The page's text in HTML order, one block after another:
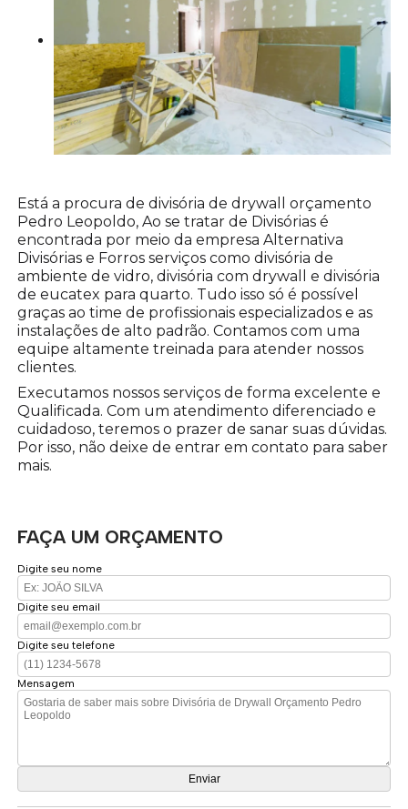
Está a procura de divisória de drywall orçamento
Pedro Leopoldo, Ao se tratar de Divisórias é
encontrada por meio da empresa Alternativa
Divisórias e Forros serviços como divisória de
ambiente de vidro, divisória com drywall e divisória
de eucatex para quarto. Tudo isso só é possível
graças ao time de profissionais especializados e as
instalações de alto padrão. Contamos com uma
equipe altamente treinada para atender nossos
clientes.
Executamos nossos serviços de forma excelente e
Qualificada. Com um atendimento diferenciado e
cuidadoso, teremos o prazer de sanar suas dúvidas.
Por isso, não deixe de entrar em contato para saber
mais.
FAÇA UM ORÇAMENTO
Digite seu nome
Digite seu email
Digite seu telefone
Mensagem